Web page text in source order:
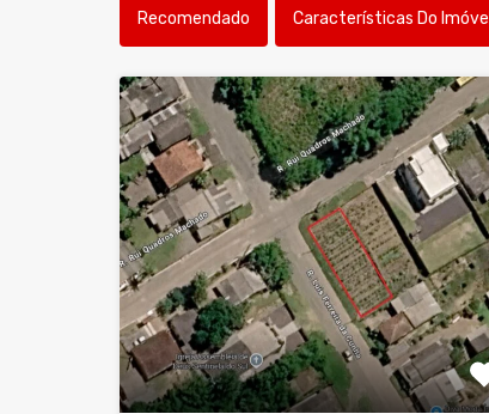
Recomendado Características Do Imóvel